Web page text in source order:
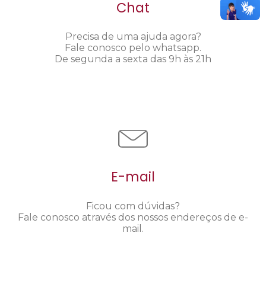
Chat
Precisa de uma ajuda agora?
Fale conosco pelo whatsapp.
De segunda a sexta das 9h às 21h
E-mail
Ficou com dúvidas?
Fale conosco através dos nossos endereços de e-
mail.